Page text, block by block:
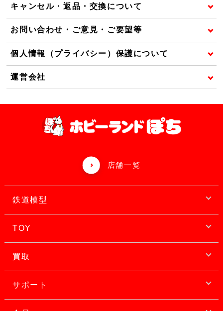
キャンセル・返品・交換について
お問い合わせ・ご意見・ご要望等
個人情報（プライバシー）保護について
運営会社
店舗一覧
鉄道模型
TOY
買取
サポート